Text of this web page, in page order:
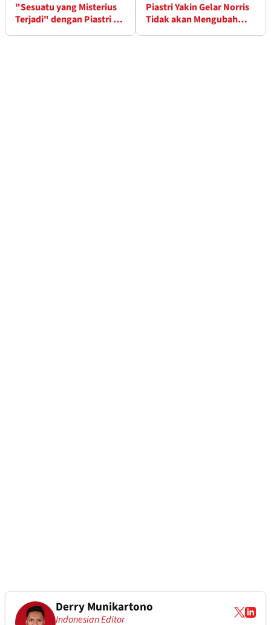
"Sesuatu yang Misterius
Terjadi" dengan Piastri di
Piastri Yakin Gelar Norris
Tidak akan Mengubah
Derry Munikartono
Indonesian Editor